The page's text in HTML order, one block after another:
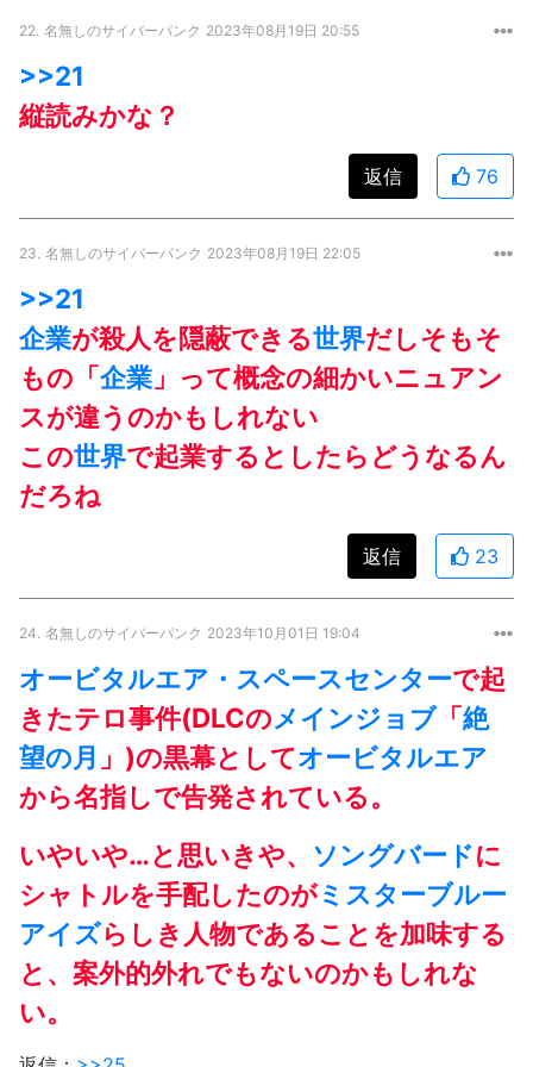
22. 名無しのサイバーパンク 2023年08月19日 20:55
>>21
縦読みかな？
返信 76
23. 名無しのサイバーパンク 2023年08月19日 22:05
>>21
企業が殺人を隠蔽できる世界だしそもそ
もの「企業 」って概念の細かいニュアン
スが違うのかもしれない
この世界で起業するとしたらどうなるん
だろね
返信 23
24. 名無しのサイバーパンク 2023年10月01日 19:04
オービタルエア・スペースセンターで起
きたテロ事件(DLCのメインジョブ「絶
望の月 」)の黒幕としてオービタルエア
から名指しで告発されている。
いやいや…と思いきや、 ソングバードに
シャトルを手配したのがミスターブルー
アイズらしき人物であることを加味する
と、案外的外れでもないのかもしれな
い。